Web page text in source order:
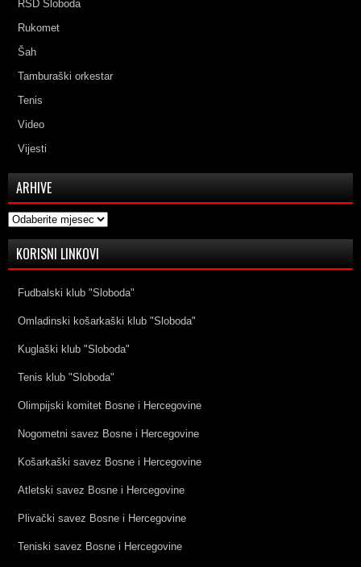
RSD Sloboda
Rukomet
Šah
Tamburaški orkestar
Tenis
Video
Vijesti
ARHIVE
Arhive
KORISNI LINKOVI
Fudbalski klub "Sloboda"
Omladinski košarkaški klub "Sloboda"
Kuglaški klub "Sloboda"
Tenis klub "Sloboda"
Olimpijski komitet Bosne i Hercegovine
Nogometni savez Bosne i Hercegovine
Košarkaški savez Bosne i Hercegovine
Atletski savez Bosne i Hercegovine
Plivački savez Bosne i Hercegovine
Teniski savez Bosne i Hercegovine